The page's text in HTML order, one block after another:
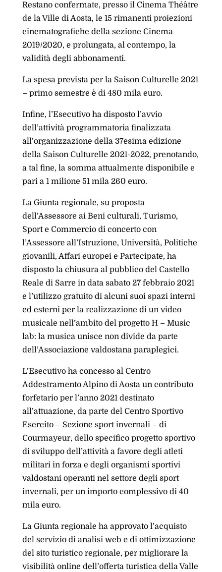
Restano confermate, presso il Cinema Théâtre
de la Ville di Aosta, le 15 rimanenti proiezioni
cinematografiche della sezione Cinema
2019/2020, e prolungata, al contempo, la
validità degli abbonamenti.
La spesa prevista per la Saison Culturelle 2021
– primo semestre è di 480 mila euro.
Infine, l’Esecutivo ha disposto l’avvio
dell’attività programmatoria finalizzata
all’organizzazione della 37esima edizione
della Saison Culturelle 2021-2022, prenotando,
a tal fine, la somma attualmente disponibile e
pari a 1 milione 51 mila 260 euro.
La Giunta regionale, su proposta
dell’Assessore ai Beni culturali, Turismo,
Sport e Commercio di concerto con
l’Assessore all’Istruzione, Università, Politiche
giovanili, Affari europei e Partecipate, ha
disposto la chiusura al pubblico del Castello
Reale di Sarre in data sabato 27 febbraio 2021
e l’utilizzo gratuito di alcuni suoi spazi interni
ed esterni per la realizzazione di un video
musicale nell’ambito del progetto H – Music
lab: la musica unisce non divide da parte
dell’Associazione valdostana paraplegici.
L’Esecutivo ha concesso al Centro
Addestramento Alpino di Aosta un contributo
forfetario per l’anno 2021 destinato
all’attuazione, da parte del Centro Sportivo
Esercito – Sezione sport invernali – di
Courmayeur, dello specifico progetto sportivo
di sviluppo dell’attività a favore degli atleti
militari in forza e degli organismi sportivi
valdostani operanti nel settore degli sport
invernali, per un importo complessivo di 40
mila euro.
La Giunta regionale ha approvato l’acquisto
del servizio di analisi web e di ottimizzazione
del sito turistico regionale, per migliorare la
visibilità online dell’offerta turistica della Valle